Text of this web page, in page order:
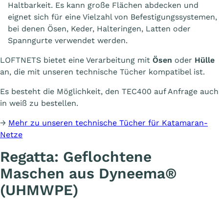
Haltbarkeit. Es kann große Flächen abdecken und
eignet sich für eine Vielzahl von Befestigungssystemen,
bei denen Ösen, Keder, Halteringen, Latten oder
Spanngurte verwendet werden.
LOFTNETS bietet eine Verarbeitung mit Ösen oder Hülle
an, die mit unseren technische Tücher kompatibel ist.
Es besteht die Möglichkeit, den TEC400 auf Anfrage auch
in weiß zu bestellen.
→ Mehr zu unseren technische Tücher für Katamaran-
Netze
Regatta: Geflochtene
Maschen aus Dyneema®
(UHMWPE)